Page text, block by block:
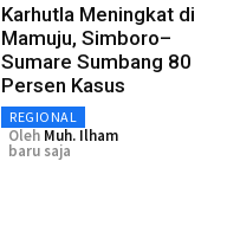
Karhutla Meningkat di
Mamuju, Simboro–
Sumare Sumbang 80
Persen Kasus
REGIONAL
Oleh Muh. Ilham
baru saja